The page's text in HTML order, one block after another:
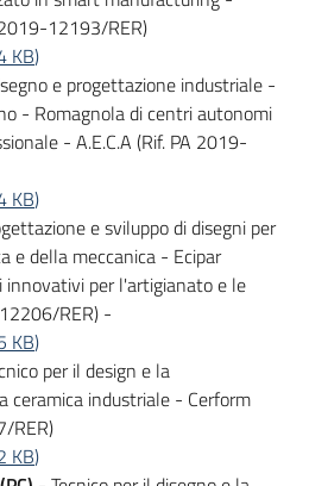
2019-12193/RER)
KB)
e progettazione industriale -
- Romagnola di centri autonomi
- A.E.C.A (Rif. PA 2019-
KB)
e sviluppo di disegni per
e della meccanica - Ecipar
innovativi per l'artigianato e le
RER) -
KB)
per il design e la
ceramica industriale - Cerform
RER)
KB)